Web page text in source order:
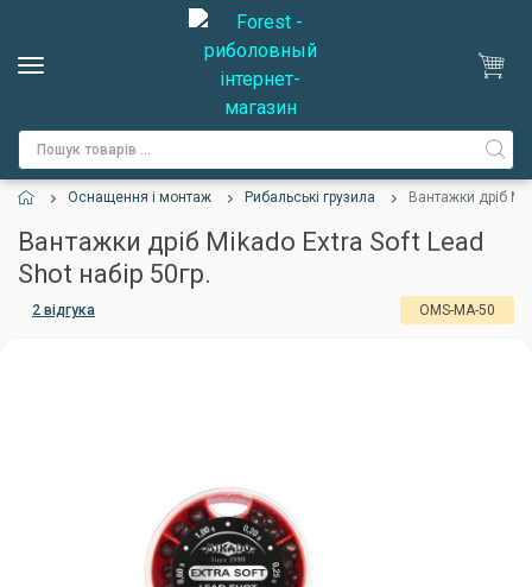
Оснащення і монтаж Рибальські грузила Вантажки дріб
Вантажки дріб Mikado Extra Soft Lead
Shot набір 50гр.
2 відгука OMS-MA-50